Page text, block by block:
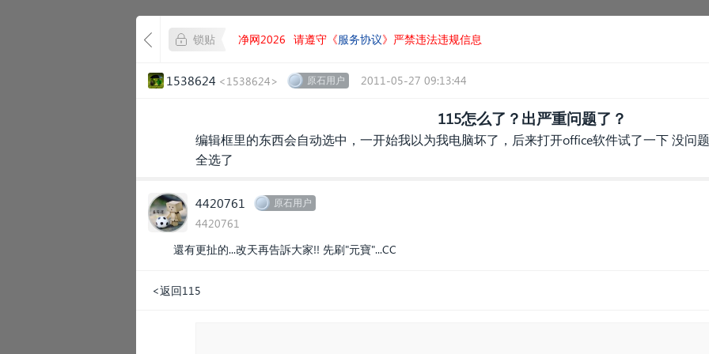
锁贴 净网2026 请遵守《服务协议》严禁违法违规信息
1538624 <1538624> 原石用户 2011-05-27 09:13:44
115怎么了？出严重问题了？
编辑框里的东西会自动选中，一开始我以为我电脑坏了，后来打开office软件试了一下 没问
全选了
4420761 原石用户
4420761
還有更扯的...改天再告訴大家!! 先刷"元寶"...CC
<返回115